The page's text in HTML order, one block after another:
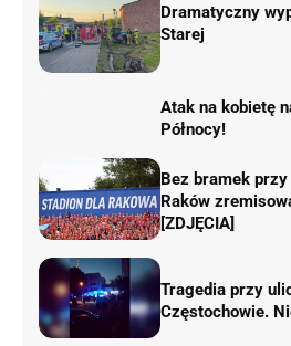
Dramatyczny
Starej
Atak na kobietę
Północy!
Bez bramek
Raków
[ZDJĘCIA]
Tragedia przy
Częstochowie.